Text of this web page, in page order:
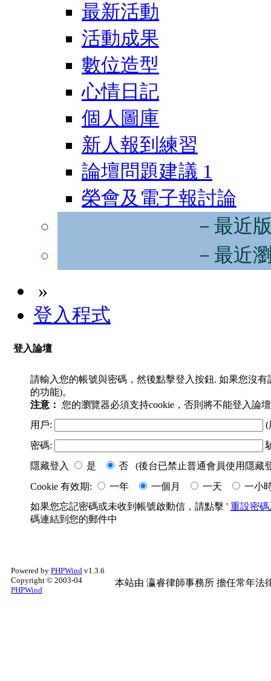
最新活動
活動成果
數位造型
心情日記
個人圖庫
新人報到練習
論壇問題建議 1
榮會及電子報討論
－最近
－最近
»
登入程式
登入論壇
請輸入您的帳號與密碼，然後點擊登入按鈕. 如果您沒
的功能)。
注意： 您的瀏覽器必須支持cookie，否則將不能登入論
用戶:
(
密碼:
隱藏登入
是
否 (後台已禁止普通會員使用隱藏
Cookie 有效期:
一年 一個月 一天
一小
如果您忘記密碼或未收到帳號啟動信，請點擊 ' 重設密
碼連結到您的郵件中
Powered by PHPWind v1.3.6
Copyright © 2003-04
PHPWind
本站由 瀛睿律師事務所 擔任常年法